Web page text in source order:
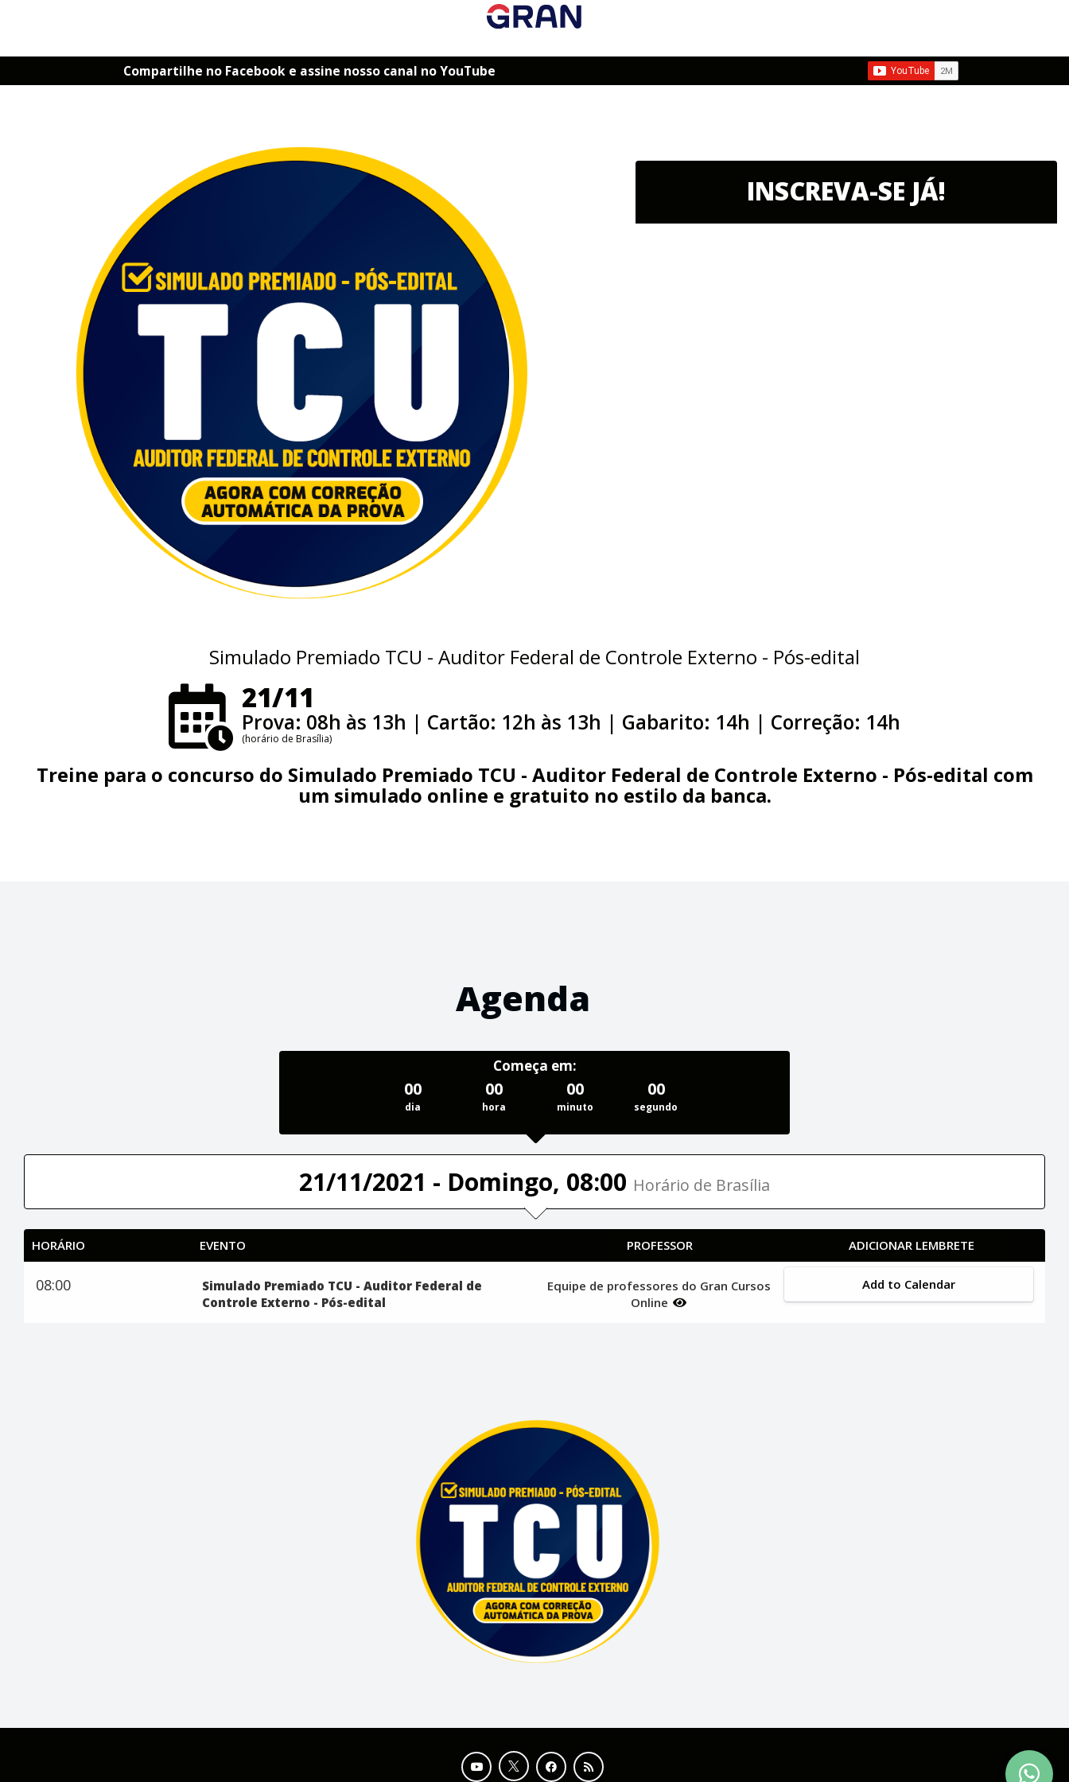
Compartilhe no Facebook e assine nosso canal no YouTube
INSCREVA-SE JÁ!
Simulado Premiado TCU - Auditor Federal de Controle Externo - Pós-edital
21/11
Prova: 08h às 13h | Cartão: 12h às 13h | Gabarito: 14h | Correção: 14h
(horário de Brasília)
Treine para o concurso do Simulado Premiado TCU - Auditor Federal de Controle Externo - Pós-edital com
um simulado online e gratuito no estilo da banca.
Agenda
Começa em:
00
dia
00
hora
00
minuto
00
segundo
21/11/2021 - Domingo, 08:00 Horário de Brasília
HORÁRIO EVENTO PROFESSOR ADICIONAR LEMBRETE
08:00
Simulado Premiado TCU - Auditor Federal de
Controle Externo - Pós-edital
Equipe de professores do Gran Cursos
Online
Add to Calendar